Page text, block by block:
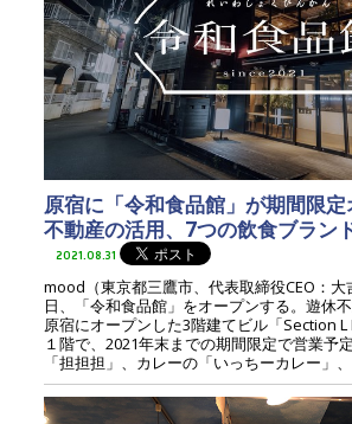
原宿に「令和食品館」が期間限
不動産の活用、7つの飲食ブラン
2021.08.31
mood（東京都三鷹市、代表取締役CEO：
日、「令和食品館」をオープンする。遊休
原宿にオープンした3階建てビル「Section
１階で、2021年末までの期間限定で営業予
「担担担」、カレーの「いっちーカレー」